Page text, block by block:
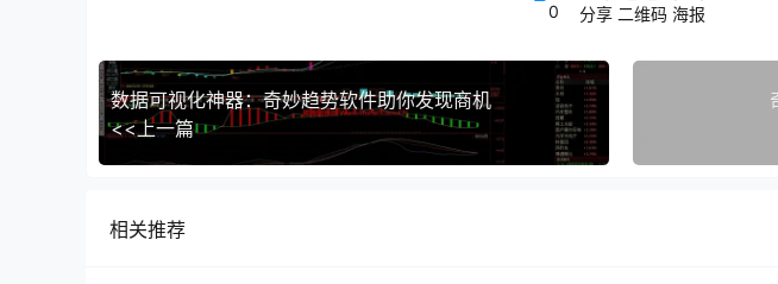
0 分享 二维码 海报
数据可视化神器：奇妙趋势软件助你发现商机
<<上一篇
相关推荐